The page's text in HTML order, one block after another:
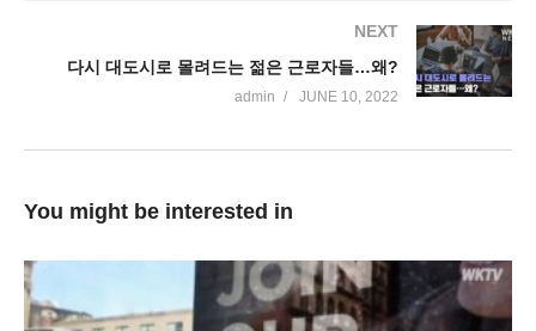
NEXT
다시 대도시로 몰려드는 젊은 근로자들…왜?
admin JUNE 10, 2022
You might be interested in